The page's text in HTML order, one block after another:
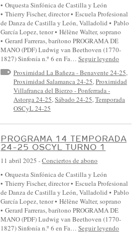
• Orquesta Sinfónica de Castilla y León
• Thierry Fischer, director • Escuela Profesional
de Danza de Castilla y León, Valladolid • Pablo
García Lopez, tenor • Hélène Walter, soprano
• Gerard Farreras, barítono PROGRAMA DE
MANO (PDF) Ludwig van Beethoven (1770-
1827) Sinfonía n.º 6 en Fa… Seguir leyendo
Proximidad La Bañeza - Benavente 24-25,
Proximidad Salamanca 24-25,Proximidad
Villafranca del Bierzo - Ponferrada -
Astorga 24-25,Sábado 24-25,Temporada
OSCyL 24-25
PROGRAMA 14 TEMPORADA
24-25 OSCYL TURNO 1
11 abril 2025 -Conciertos de abono
• Orquesta Sinfónica de Castilla y León
• Thierry Fischer, director • Escuela Profesional
de Danza de Castilla y León, Valladolid • Pablo
García Lopez, tenor • Hélène Walter, soprano
• Gerard Farreras, barítono PROGRAMA DE
MANO (PDF) Ludwig van Beethoven (1770-
1827) Sinfonía n.º 6 en Fa… Seguir leyendo